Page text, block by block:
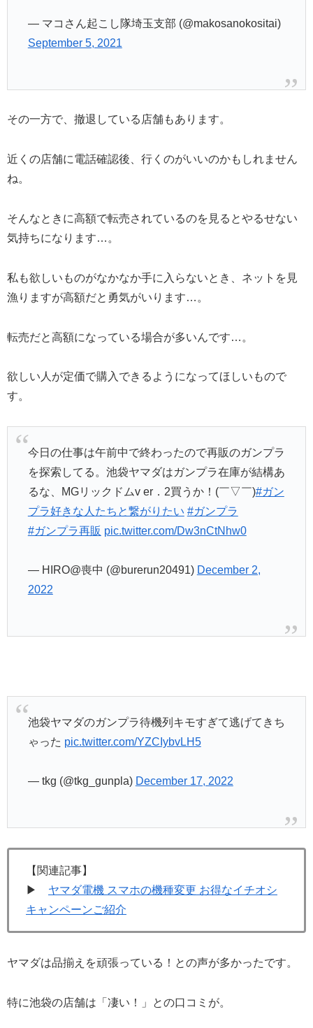
— マコさん起こし隊埼玉支部 (@makosanokositai)
September 5, 2021
その一方で、撤退している店舗もあります。
近くの店舗に電話確認後、行くのがいいのかもしれません
ね。
そんなときに高額で転売されているのを見るとやるせない
気持ちになります…。
私も欲しいものがなかなか手に入らないとき、ネットを見
漁りますが高額だと勇気がいります…。
転売だと高額になっている場合が多いんです…。
欲しい人が定価で購入できるようになってほしいもので
す。
今日の仕事は午前中で終わったので再販のガンプラ
を探索してる。池袋ヤマダはガンプラ在庫が結構あ
るな、MGリックドムv er．2買うか！(￣▽￣)#ガン
プラ好きな人たちと繋がりたい #ガンプラ
#ガンプラ再販 pic.twitter.com/Dw3nCtNhw0
— HIRO@喪中 (@burerun20491) December 2,
2022
池袋ヤマダのガンプラ待機列キモすぎて逃げてきち
ゃった pic.twitter.com/YZCIybvLH5
— tkg (@tkg_gunpla) December 17, 2022
【関連記事】
▶ ヤマダ電機 スマホの機種変更 お得なイチオシ
キャンペーンご紹介
ヤマダは品揃えを頑張っている！との声が多かったです。
特に池袋の店舗は「凄い！」との口コミが。